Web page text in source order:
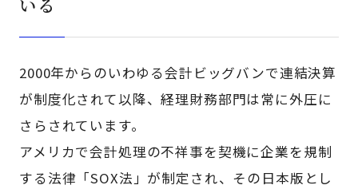
2000年からのいわゆる会計ビッグバンで連結決算
が制度化されて以降、経理財務部門は常に外圧に
さらされています。
アメリカで会計処理の不祥事を契機に企業を規制
する法律「SOX法」が制定され、その日本版とし